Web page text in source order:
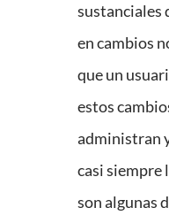
sustanciales
en cambios
que un
estos
administran
casi siempre
son algunas